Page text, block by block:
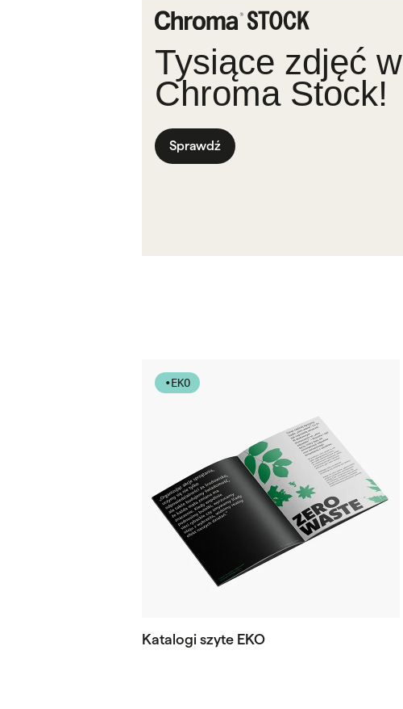
Tysiące zdjęć w
Chroma Stock!
Sprawdź
•EKO
Katalogi szyte EKO